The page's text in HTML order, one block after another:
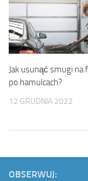
Jak usunąć smugi na
po hamulcach?
12 GRUDNIA 2022
OBSERWUJ: